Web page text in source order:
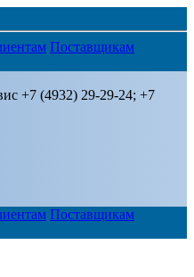
Поставщикам
+7 (4932) 29-29-24; +7
Поставщикам